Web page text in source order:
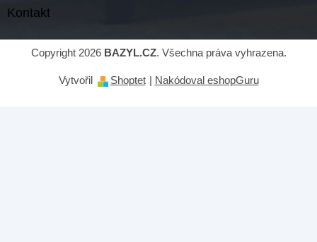
Kontakt
Vytvořil Shoptet | Nakódoval eshopGuru
Copyright 2026 BAZYL.CZ. Všechna práva vyhrazena.